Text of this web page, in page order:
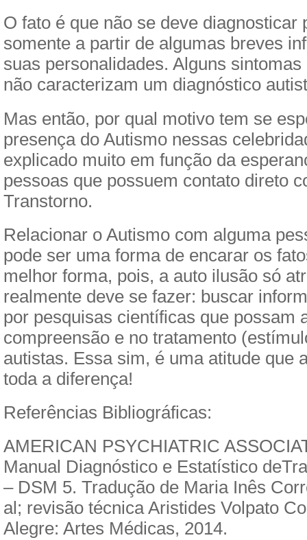
O fato é que não se deve diagnosticar
somente a partir de algumas breves
suas personalidades. Alguns
não caracterizam um diagnóstico
Mas então, por qual motivo tem se
presença do Autismo nessas
explicado muito em função da
pessoas que possuem contato direto
Transtorno.
Relacionar o Autismo com alguma
pode ser uma forma de encarar os
melhor forma, pois, a auto ilusão só
realmente deve se fazer: buscar
por pesquisas científicas que possam
compreensão e no tratamento
autistas. Essa sim, é uma atitude que
toda a diferença!
Referências Bibliográficas:
AMERICAN PSYCHIATRIC
Manual Diagnóstico e Estatístico
– DSM 5. Tradução de Maria Inês
al; revisão técnica Aristides Volpato
Alegre: Artes Médicas, 2014.